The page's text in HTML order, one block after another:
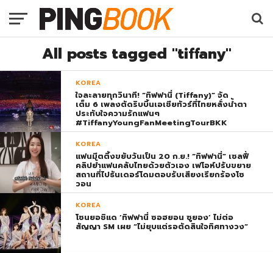
All posts tagged "tiffany"
KOREA
ใจละลายทุกวินาที! “ทิฟฟานี่ (Tiffany)” จัด
เต็ม 6 เพลงตัดริบบิ้นเอเชียทัวร์ที่ไทยหลั่งน้ำตา
ประทับใจความรักแฟนๆ
#TiffanyYoungFanMeetingTourBKK
KOREA
แฟนมีตติ้งขยับวันเป็น 20 ก.ย.! “ทิฟฟานี่” เซลฟี่
คลิปย้ำแฟนคลับไทยด้วยตัวเอง เฟโอห์ปรับขยาย
สถานที่ไปธันเดอร์โดมตอบรับเสียงเรียกร้องโซ
วอน
KOREA
โซนยอชิแด ‘ทิฟฟานี่ ซอฮยอน ซูยอง’ ไม่ต่อ
สัญญา SM เผย “ไม่ยุบแต่รอตัดสินใจทิศทางวง”